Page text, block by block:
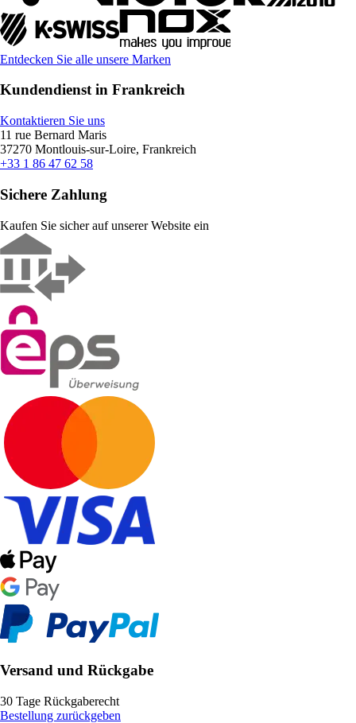
Entdecken Sie alle unsere Marken
Kundendienst in Frankreich
Kontaktieren Sie uns
11 rue Bernard Maris
37270 Montlouis-sur-Loire, Frankreich
+33 1 86 47 62 58
Sichere Zahlung
Kaufen Sie sicher auf unserer Website ein
Versand und Rückgabe
30 Tage Rückgaberecht
Bestellung zurückgeben